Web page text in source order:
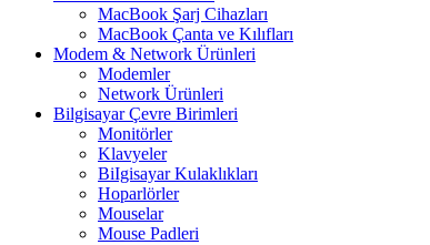
MacBook Şarj Cihazları
MacBook Çanta ve Kılıfları
Modem & Network Ürünleri
Modemler
Network Ürünleri
Bilgisayar Çevre Birimleri
Monitörler
Klavyeler
BiIgisayar Kulaklıkları
Hoparlörler
Mouselar
Mouse Padleri